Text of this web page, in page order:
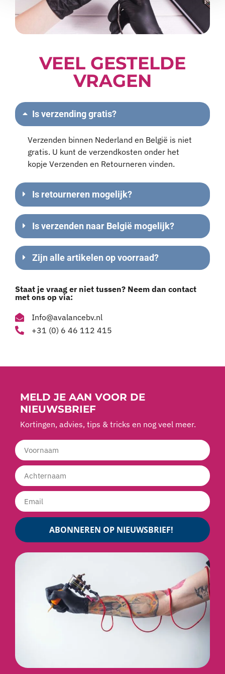
VEEL GESTELDE
VRAGEN
Is verzending gratis?
Verzenden binnen Nederland en België is niet
gratis. U kunt de verzendkosten onder het
kopje Verzenden en Retourneren vinden.
Is retourneren mogelijk?
Is verzenden naar België mogelijk?
Zijn alle artikelen op voorraad?
Staat je vraag er niet tussen? Neem dan contact
met ons op via:
Info@avalancebv.nl
+31 (0) 6 46 112 415
MELD JE AAN VOOR DE
NIEUWSBRIEF
Kortingen, advies, tips & tricks en nog veel meer.
ABONNEREN OP NIEUWSBRIEF!